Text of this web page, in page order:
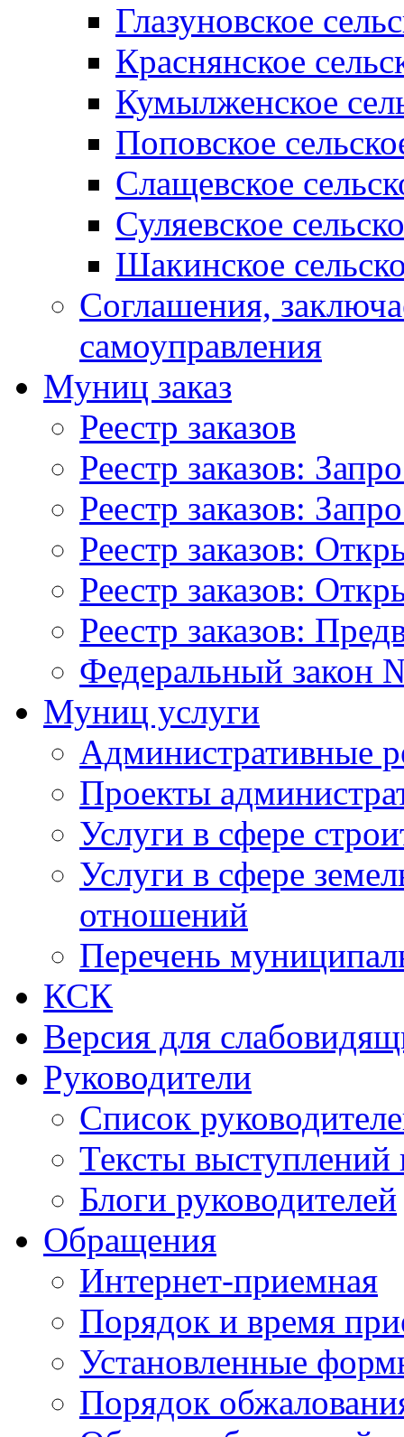
Глазуновское
Краснянское
Кумылженское
Поповское
Слащевское
Суляевское
Шакинское
Соглашения,
самоуправления
Муниц заказ
Реестр заказов
Реестр заказов:
Реестр заказов:
Реестр заказов:
Реестр заказов:
Реестр заказов:
Федеральный закон
Муниц услуги
Административные
Проекты
Услуги в сфере
Услуги в сфере
отношений
Перечень
КСК
Версия для
Руководители
Список
Тексты выступлений
Блоги руководителей
Обращения
Интернет-приемная
Порядок и время
Установленные
Порядок